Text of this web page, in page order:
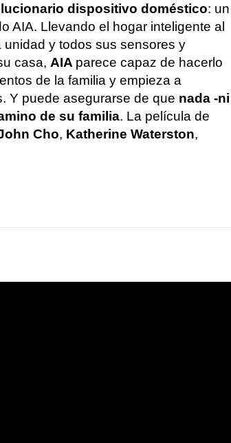
dispositivo doméstico: un
AIA. Llevando el hogar inteligente al
y todos sus sensores y
casa, AIA parece capaz de hacerlo
de la familia y empieza a
Y puede asegurarse de que nada -ni
de su familia. La película de
Cho, Katherine Waterston,